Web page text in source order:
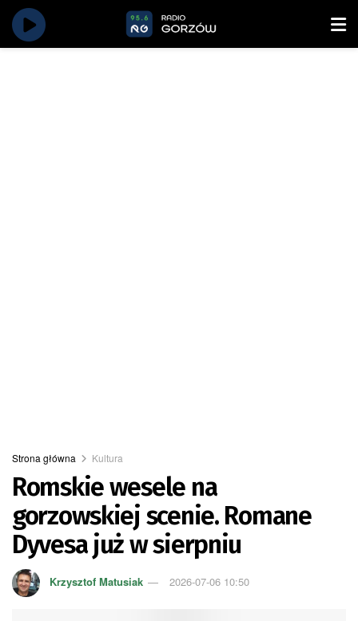
Strona główna Kultura
Romskie wesele na
gorzowskiej scenie. Romane
Dyvesa już w sierpniu
Krzysztof Matusiak 2026-07-06 10:50